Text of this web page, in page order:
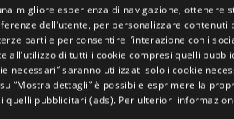
una vacanza su
migliore esperienza di navigazione, ottenere
dell’utente, per personalizzare contenuti
parti e per consentire l’interazione con i
all’utilizzo di tutti i cookie compresi quelli
necessari” saranno utilizzati solo i cookie
“Mostra dettagli” è possibile esprimere la
quelli pubblicitari (ads). Per ulteriori